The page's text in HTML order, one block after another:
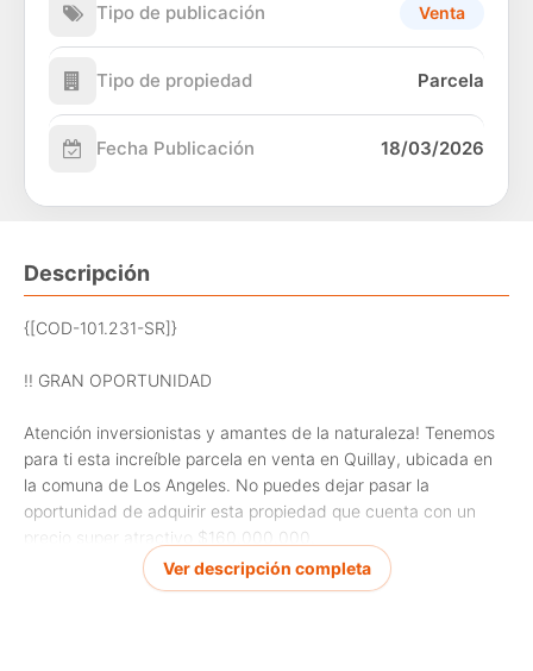
Tipo de publicación Venta
Tipo de propiedad Parcela
Fecha Publicación 18/03/2026
Descripción
{[COD-101.231-SR]}
!! GRAN OPORTUNIDAD
Atención inversionistas y amantes de la naturaleza! Tenemos
para ti esta increíble parcela en venta en Quillay, ubicada en
la comuna de Los Angeles. No puedes dejar pasar la
oportunidad de adquirir esta propiedad que cuenta con un
precio super atractivo $160.000.000.
Esta magnífica parcela en condominio , cuenta con 5000 m2
Ver descripción completa